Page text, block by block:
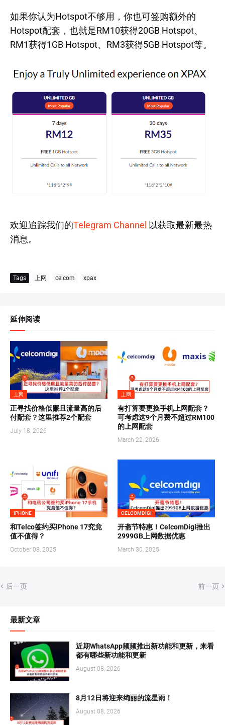
如果你认为Hotspot不够用，你也可签购额外的
Hotspot配套，也就是RM10获得20GB Hotspot、
RM1获得1GB Hotspot、RM3获得5GB Hotspot等。
欢迎追踪我们的Telegram Channel 以获取最新最热
消息。
Tags 上网 celcom xpax
延伸阅读
上网
正寻找价格低廉且流量高的后
付配套？这里推荐2个配套
July 18, 2026
上网
有打算要更换手机上网配套？
可考虑这9个月费不超过RM100
的上网配套
March 22, 2026
IPHONE
和Telco签约买iPhone 17究竟
值不值得？
October 08, 2025
CELCOMDIGI
开斋节特惠！CelcomDigi推出
2999GB上网数据优惠
March 30, 2025
后一页 前一页
最新文章
近期WhatsApp频频推出新功能和更新，来看
都有哪些新功能和更新
August 08, 2026
8月12日将迎来绚丽的流星雨！
August 08, 2026